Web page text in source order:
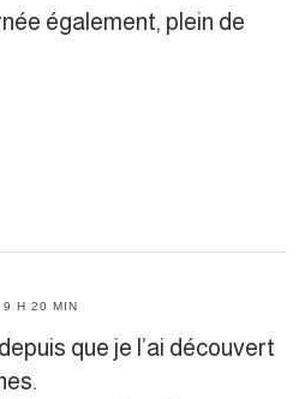
également, plein de
9 H 20 MIN
que je l’ai découvert